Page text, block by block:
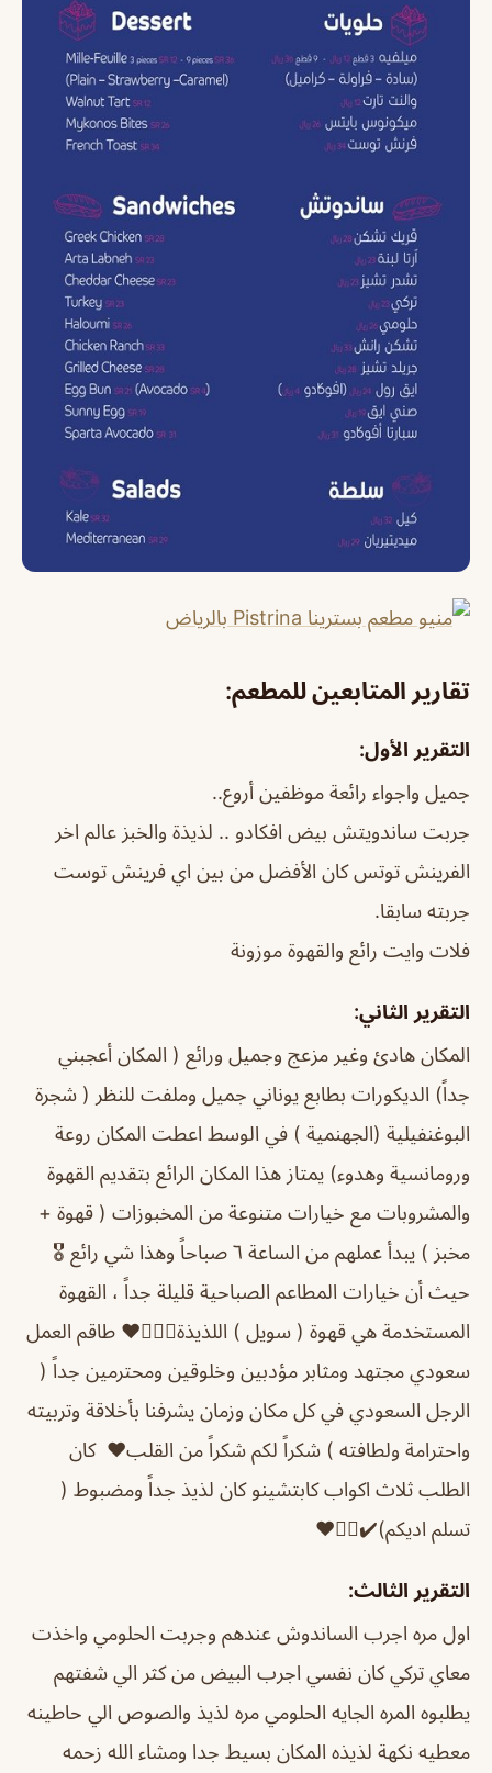
تقارير المتابعين للمطعم:
التقرير الأول:
جميل واجواء رائعة موظفين أروع..
جربت ساندويتش بيض افكادو .. لذيذة والخبز عالم اخر
الفرينش توتس كان الأفضل من بين اي فرينش توست
جربته سابقا.
فلات وايت رائع والقهوة موزونة
التقرير الثاني:
المكان هادئ وغير مزعج وجميل ورائع ( المكان أعجبني
جداً) الديكورات بطابع يوناني جميل وملفت للنظر ( شجرة
البوغنفيلية (الجهنمية ) في الوسط اعطت المكان روعة
ورومانسية وهدوء) يمتاز هذا المكان الرائع بتقديم القهوة
والمشروبات مع خيارات متنوعة من المخبوزات ( قهوة +
مخبز ) يبدأ عملهم من الساعة ٦ صباحاً وهذا شي رائع 🎖
حيث أن خيارات المطاعم الصباحية قليلة جداً ، القهوة
المستخدمة هي قهوة ( سويل ) اللذيذة👌🏻💯❤️ طاقم العمل
سعودي مجتهد ومثابر مؤدبين وخلوقين ومحترمين جداً (
الرجل السعودي في كل مكان وزمان يشرفنا بأخلاقة وتربيته
واحترامة ولطافته ) شكراً لكم شكراً من القلب❤️ كان
الطلب ثلاث اكواب كابتشينو كان لذيذ جداً ومضبوط (
تسلم اديكم)✔️👌🏻❤️
التقرير الثالث:
اول مره اجرب الساندوش عندهم وجربت الحلومي واخذت
معاي تركي كان نفسي اجرب البيض من كثر الي شفتهم
يطلبوه المره الجايه الحلومي مره لذيذ والصوص الي حاطينه
معطيه نكهة لذيذه المكان بسيط جدا ومشاء الله زحمه